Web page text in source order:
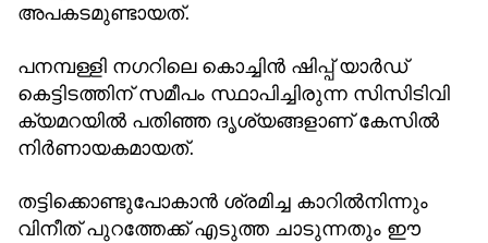
അപകടമുണ്ടായത്.
പനമ്പള്ളി നഗറിലെ കൊച്ചിൻ ഷിപ്പ് യാർഡ്
കെട്ടിടത്തിന് സമീപം സ്ഥാപിച്ചിരുന്ന സിസിടിവി
ക്യമറയില്‍ പതിഞ്ഞ ദൃശ്യങ്ങളാണ് കേസിൽ
നിർണായകമായത്.
തട്ടിക്കൊണ്ടുപോകാൻ ശ്രമിച്ച കാറില്‍നിന്നും
വിനീത് പുറത്തേക്ക് എടുത്ത ചാടുന്നതും ഈ